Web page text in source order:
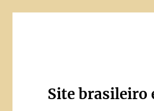
Site brasileiro